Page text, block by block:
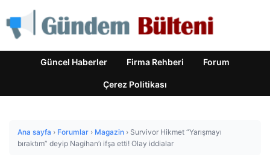
Güncel Haberler Firma Rehberi Forum
Çerez Politikası
Ana sayfa › Forumlar › Magazin › Survivor Hikmet “Yarışmayı
bıraktım” deyip Nagihan’ı ifşa etti! Olay iddialar